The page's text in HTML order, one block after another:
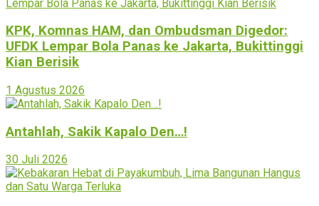
KPK, Komnas HAM, dan Ombudsman Digedor:
UFDK Lempar Bola Panas ke Jakarta, Bukittinggi
Kian Berisik
1 Agustus 2026
Antahlah, Sakik Kapalo Den…!
30 Juli 2026